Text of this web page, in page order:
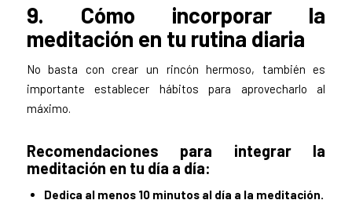
9. Cómo incorporar la
meditación en tu rutina diaria
No basta con crear un rincón hermoso, también es
importante establecer hábitos para aprovecharlo al
máximo.
Recomendaciones para integrar la
meditación en tu día a día:
Dedica al menos 10 minutos al día a la meditación.